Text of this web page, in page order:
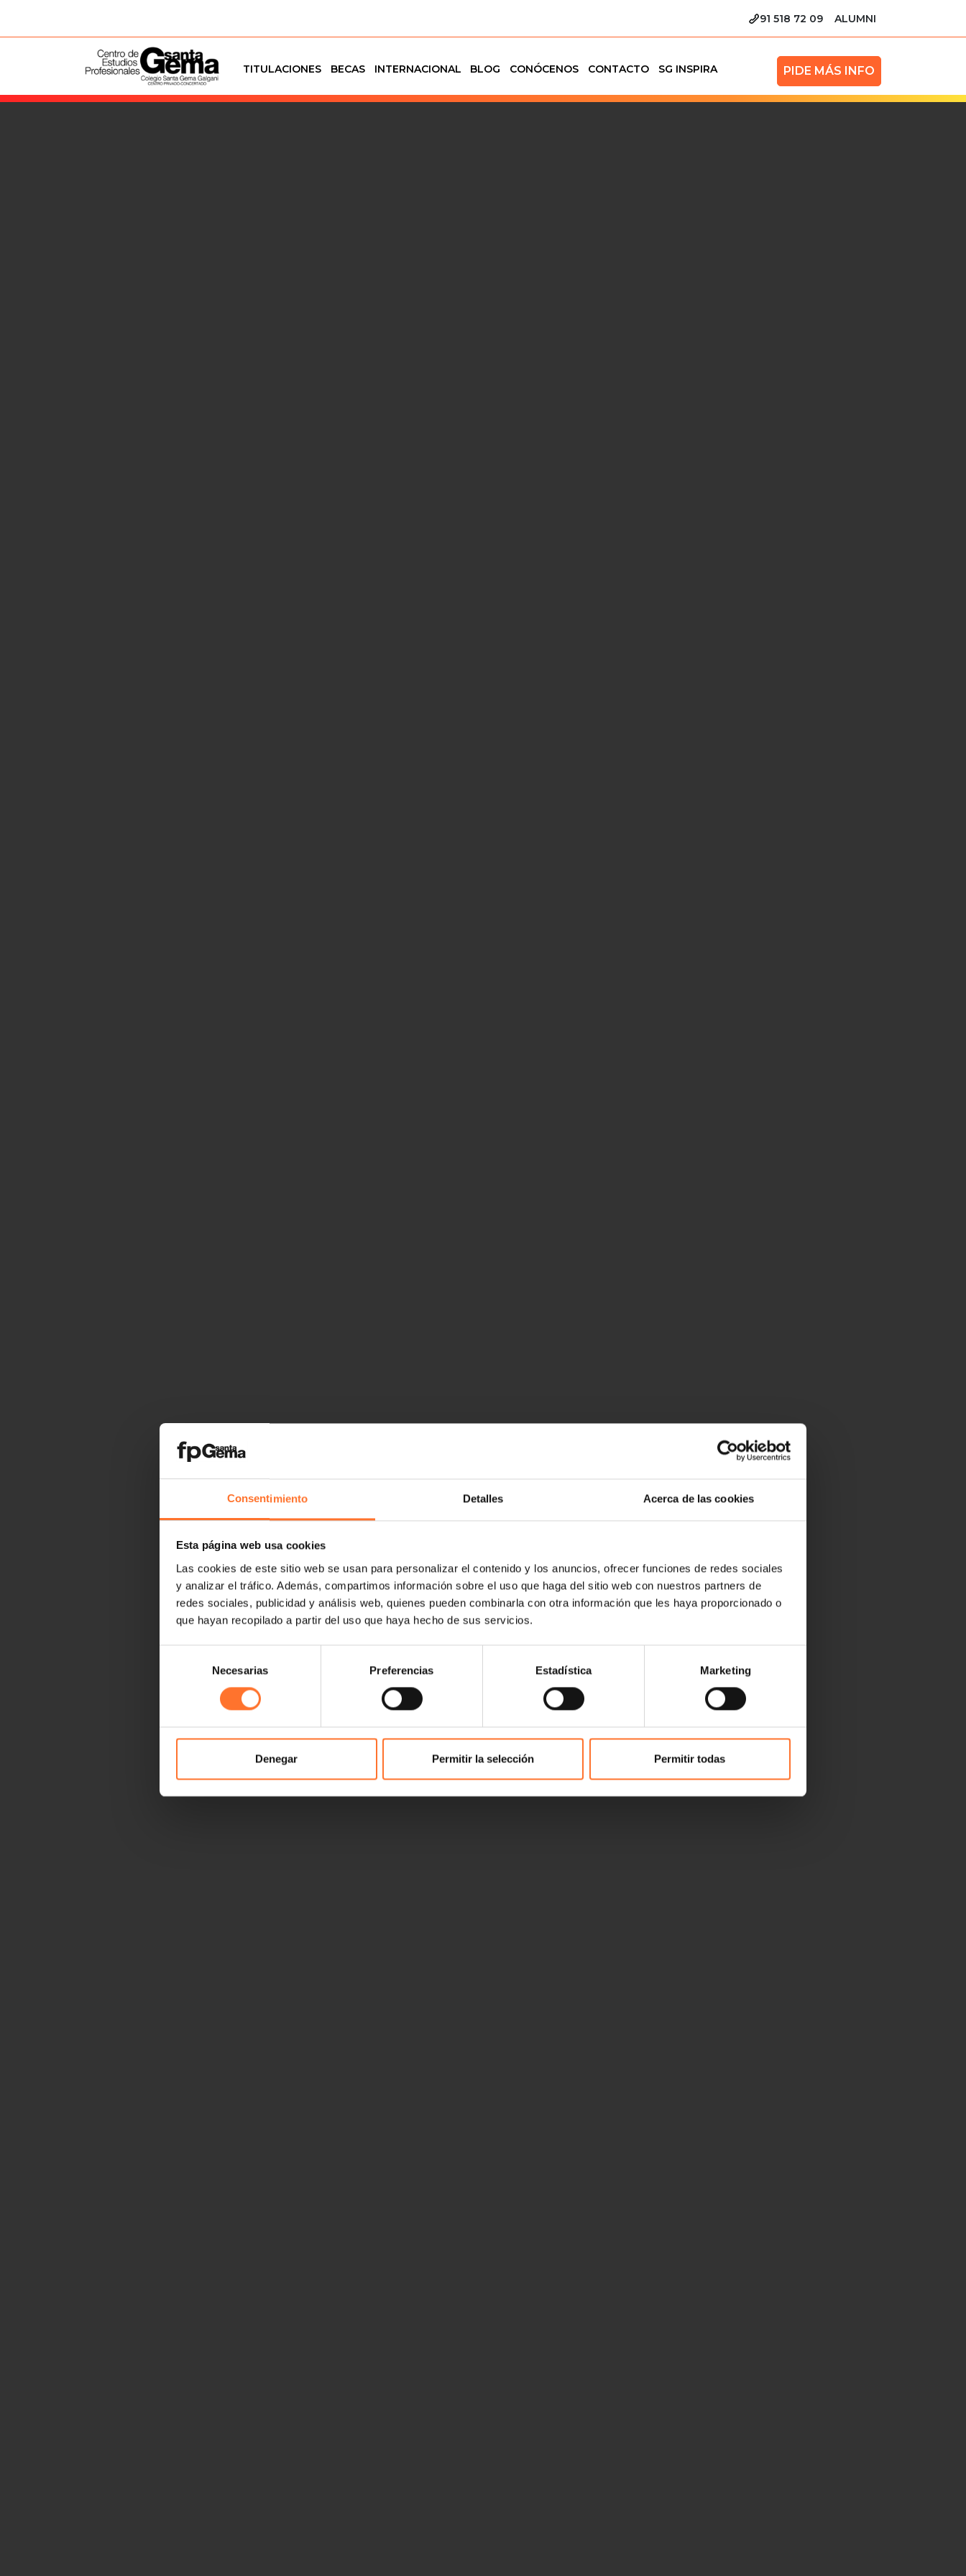
Consentimiento Detalles Acerca de las cookies
Esta página web usa cookies
Las cookies de este sitio web se usan para personalizar el contenido y los anuncios, ofrecer funciones de redes sociales
y analizar el tráfico. Además, compartimos información sobre el uso que haga del sitio web con nuestros partners de
redes sociales, publicidad y análisis web, quienes pueden combinarla con otra información que les haya proporcionado o
que hayan recopilado a partir del uso que haya hecho de sus servicios.
consentimiento
Necesarias Preferencias Estadística Marketing
Denegar Permitir la selección Permitir todas
91 518 72 09 ALUMNI
TITULACIONES BECAS INTERNACIONAL BLOG CONÓCENOS CONTACTO SG INSPIRA PIDE MÁS INFO